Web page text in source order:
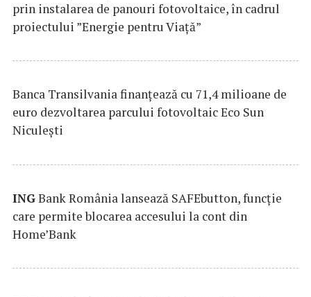
prin instalarea de panouri fotovoltaice, în cadrul
proiectului ”Energie pentru Viață”
Banca Transilvania finanțează cu 71,4 milioane de
euro dezvoltarea parcului fotovoltaic Eco Sun
Niculești
INGBank România lansează SAFEbutton, funcţie
care permite blocarea accesului la cont din
Home’Bank